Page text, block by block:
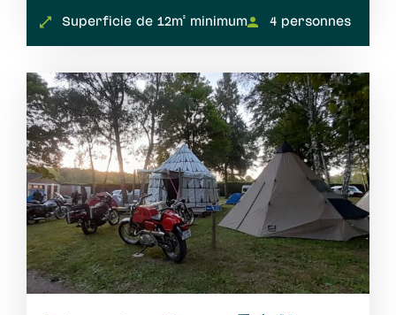
Superficie de 12m² minimum 4 personnes